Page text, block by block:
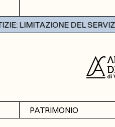
LIMITAZIONE DEL
PATRIMONIO